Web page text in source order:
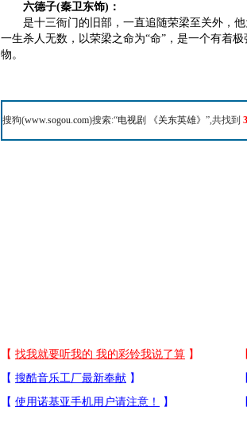
六德子(秦卫东饰)：
是十三衙门的旧部，一直追随荣梁至关外，他
一生杀人无数，以荣梁之命为“命”，是一个有着
物。
搜狗(www.sogou.com)搜索:“电视剧 《关东英雄》 ”,共找到